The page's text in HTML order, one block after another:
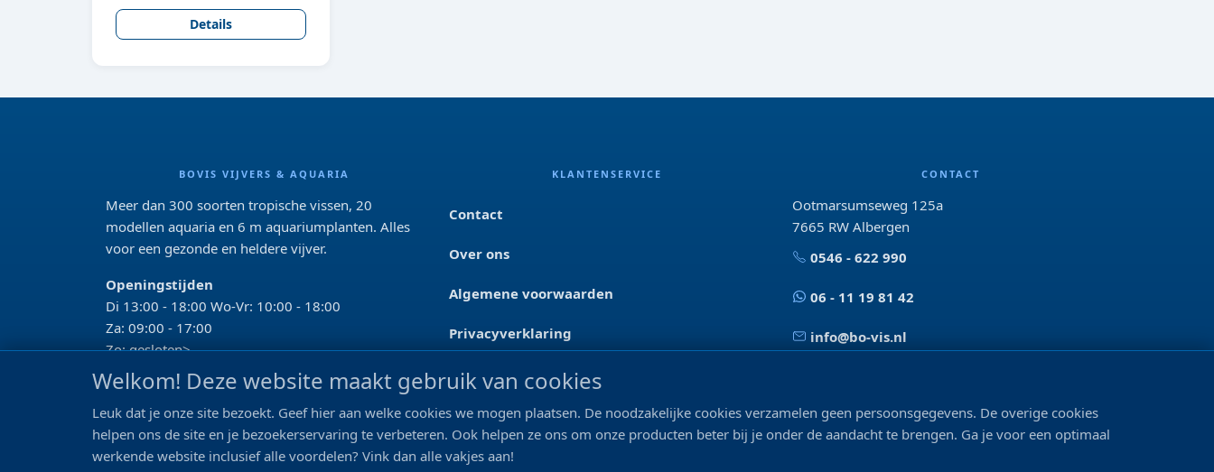
Details
BOVIS VIJVERS & AQUARIA
Meer dan 300 soorten tropische vissen, 20
modellen aquaria en 6 m aquariumplanten. Alles
voor een gezonde en heldere vijver.
Openingstijden
Di 13:00 - 18:00 Wo-Vr: 10:00 - 18:00
Za: 09:00 - 17:00
Zo: gesloten>
REVIEWS
Google beoordeling
4.2
KLANTENSERVICE
Contact
Over ons
Algemene voorwaarden
Privacyverklaring
Blog & tips
Merken
CONTACT
Ootmarsumseweg 125a
7665 RW Albergen
0546 - 622 990
06 - 11 19 81 42
info@bo-vis.nl
Welkom! Deze website maakt gebruik van cookies
Leuk dat je onze site bezoekt. Geef hier aan welke cookies we mogen plaatsen. De noodzakelijke cookies verzamelen geen persoonsgegevens. De overige cookies
helpen ons de site en je bezoekerservaring te verbeteren. Ook helpen ze ons om onze producten beter bij je onder de aandacht te brengen. Ga je voor een optimaal
werkende website inclusief alle voordelen? Vink dan alle vakjes aan!